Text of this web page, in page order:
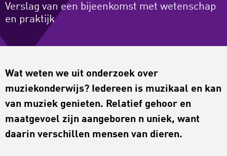
Verslag van een bijeenkomst met wetenschap
en praktijk
Wat weten we uit onderzoek over
muziekonderwijs? Iedereen is muzikaal en kan
van muziek genieten. Relatief gehoor en
maatgevoel zijn aangeboren n uniek, want
daarin verschillen mensen van dieren.